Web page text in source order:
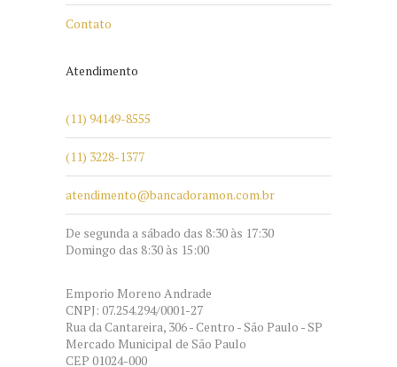
Contato
Atendimento
(11) 94149-8555
(11) 3228-1377
atendimento@bancadoramon.com.br
De segunda a sábado das 8:30 às 17:30
Domingo das 8:30 às 15:00
Emporio Moreno Andrade
CNPJ: 07.254.294/0001-27
Rua da Cantareira, 306 - Centro - São Paulo - SP
Mercado Municipal de São Paulo
CEP 01024-000